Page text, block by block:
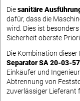
Diesanitäre
dafür, dass die
wird. Dies ist
Sicherheit oberste
Die Kombination
Separator SA 20-03-
Einkäufer und
Abtrennung von
zuverlässiger Lieferant